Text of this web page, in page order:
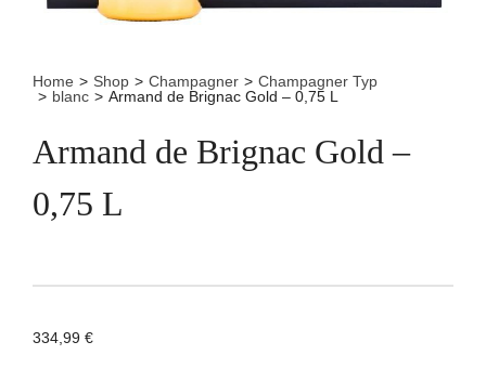
Home > Shop > Champagner > Champagner Typ
> blanc > Armand de Brignac Gold – 0,75 L
Armand de Brignac Gold –
0,75 L
334,99 €